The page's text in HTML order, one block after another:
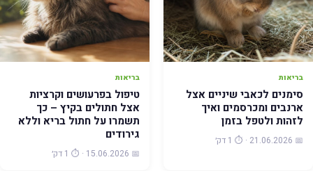
בריאות
סימנים לכאבי שיניים אצל
ארנבים ומכרסמים ואיך
לזהות ולטפל בזמן
📅 21.06.2026 · ⏱️ 1 דק׳
בריאות
טיפול בפרעושים וקרציות
אצל חתולים בקיץ – כך
תשמרו על חתול בריא וללא
גירודים
📅 15.06.2026 · ⏱️ 1 דק׳